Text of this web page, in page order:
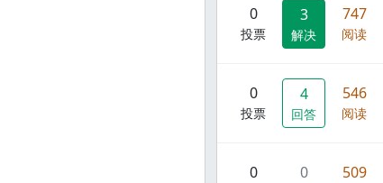
0
投票
3
解决
747
阅读
0
投票
4
回答
546
阅读
0 0 509